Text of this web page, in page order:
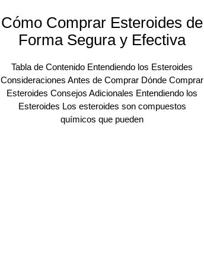
Cómo Comprar Esteroides de
Forma Segura y Efectiva
Tabla de Contenido Entendiendo los Esteroides
Consideraciones Antes de Comprar Dónde Comprar
Esteroides Consejos Adicionales Entendiendo los
Esteroides Los esteroides son compuestos
químicos que pueden